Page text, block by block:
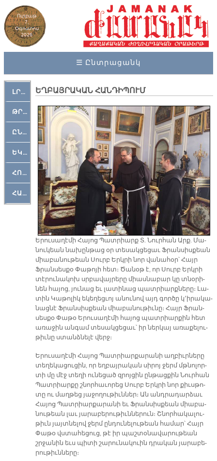
Ուրբաթ
7,
Օգոստոս
2026
☰ Ընտրացանկ
ԼՐԱՀՈՍ
ԹՐՔԱՀԱՅ ԿԵԱՆՔ
ԸՆԿԵՐԱՄՇԱԿՈՒԹԱՅԻՆ
ԵԿԵՂԵՑԱԿԱՆ
ՀՈԳԵՄՏԱՒՈՐ
ՀԱՐԹԱԿ
ԵՂԲԱՅՐԱԿԱՆ ՀԱՆԴԻՊՈՒՄ
Ե­րու­սա­ղէ­մի Հա­յոց Պատ­րիարք Տ. Նուր­հան Արք. Մա­
նու­կեան նա­խըն­թաց օր տե­սակ­ցե­ցաւ Ֆրան­սիս­քեան
միա­բա­նու­թեան Սուրբ Երկ­րի նոր վա­նա­հօր՝ Հայր
Ֆրան­սես­քօ Փա­թո­յի հետ։ Ծա­նօթ է, որ Սուրբ Երկ­րի
տէ­րու­նա­կոխ սրբա­վայ­րե­րը միաս­նա­բար կը տնօ­րի­
նեն հա­յոց, յու­նաց եւ լա­տի­նաց պատ­րիարք­նե­րը։ Լա­
տին Կա­թո­լիկ ե­կե­ղեց­ւոյ ա­նու­նով այդ գոր­ծը կ՚ի­րա­կա­
նաց­նէ Ֆրան­սիս­քեան միա­բա­նու­թիւ­նը։ Հայր Ֆրան­
սես­քօ Փա­թօ Ե­րու­սա­ղէ­մի հա­յոց պատ­րիար­քին հետ
ա­ռա­ջին ան­գամ տե­սակ­ցե­ցաւ՝ իր ներ­կայ ա­ռա­քե­լու­
թիւ­նը ստանձ­նե­լէ վերջ։
Ե­րու­սա­ղէ­մի Հա­յոց Պատ­րիար­քա­րա­նի աղ­բիւր­նե­րը
տե­ղե­կա­ցու­ցին, որ եղ­բայ­րա­կան սի­րոյ ջերմ մթնո­լոր­
տի մը մէջ տե­ղի ու­նե­ցած զրոյ­ցին ըն­թաց­քին Նուր­հան
Պատ­րիար­քը շնոր­հա­ւո­րեց Սուրբ Երկ­րի նոր քիւս­թո­
տը ու մաղ­թեց յա­ջո­ղու­թիւն­ներ։ Ան անդ­րա­դար­ձաւ
Հա­յոց Պատ­րիար­քա­րա­նի եւ Ֆրան­սիս­քեան միա­բա­
նու­թեան լաւ յա­րա­բե­րու­թիւն­նե­րուն։ Շնոր­հա­կա­լու­
թիւն յայտ­նե­լով ջերմ ըն­դու­նե­լու­թեան հա­մար՝ Հայր
Փա­թօ վստա­հե­ցուց, թէ իր պաշ­տօ­նա­վա­րու­թեան
շրջա­նին եւս պի­տի շա­րու­նա­կուին դրա­կան յա­րա­բե­
րու­թիւն­նե­րը։